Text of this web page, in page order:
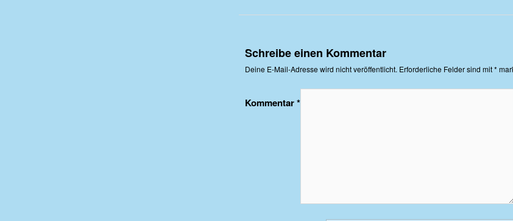
Schreibe einen Kommentar
Deine E-Mail-Adresse wird nicht veröffentlicht. Erforderliche Felder sind mit*
Kommentar*